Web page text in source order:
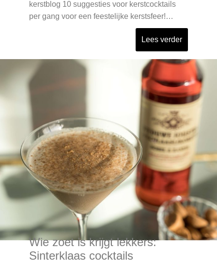
kerstblog 10 suggesties voor kerstcocktails
per gang voor een feestelijke kerstsfeer!…
Lees verder
Wie zoet is krijgt lekkers:
Sinterklaas cocktails